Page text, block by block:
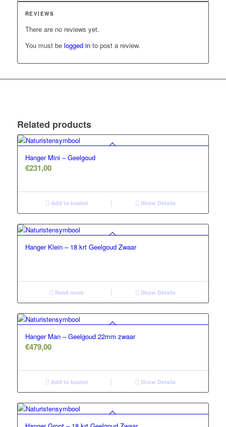
REVIEWS
There are no reviews yet.
You must be logged into post a review.
Related products
Hanger Mini – Geelgoud
€231,00
Add to basket Show Details
Hanger Klein – 18 krt Geelgoud Zwaar
Read more Show Details
5.00
Hanger Man – Geelgoud 22mm zwaar
€479,00
Add to basket Show Details